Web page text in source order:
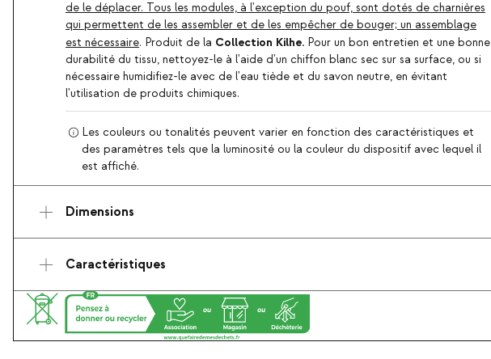
de le déplacer. Tous les modules, à l'exception du pouf, sont dotés de charnières
qui permettent de les assembler et de les empêcher de bouger; un assemblage
est nécessaire. Produit de la Collection Kilhe. Pour un bon entretien et une bonne
durabilité du tissu, nettoyez-le à l'aide d'un chiffon blanc sec sur sa surface, ou si
nécessaire humidifiez-le avec de l'eau tiède et du savon neutre, en évitant
l'utilisation de produits chimiques.
Les couleurs ou tonalités peuvent varier en fonction des caractéristiques et
des paramètres tels que la luminosité ou la couleur du dispositif avec lequel il
est affiché.
Dimensions
Caractéristiques